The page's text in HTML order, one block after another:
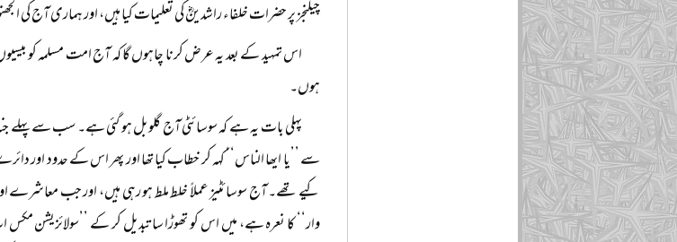
چیلنجز پر حضرات خلفاء راشدینؓ کی تعلیمات کیا ہیں، اور ہماری آج کی
اس تمہید کے بعد یہ عرض کرنا چاہوں گا کہ آج امت مسلمہ کو
ہوں۔
پہلی بات یہ ہے کہ سوسائٹی آج گلوبل ہو گئی ہے۔ سب سے پہلے
سے ’’یا ایھا الناس‘‘ کہہ کر خطاب کیا تھا اور پھر اس کے حدود اور
کیے تھے۔ آج سوسائٹیز عملاً‌ خلط ملط ہو رہی ہیں، اور جب معاشرے
وار‘‘ کا نعرہ ہے، میں اس کو تھوڑا سا تبدیل کر کے ’’سولائزیشن